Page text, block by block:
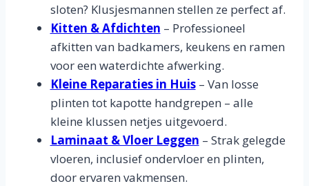
sloten? Klusjesmannen stellen ze perfect af.
Kitten & Afdichten – Professioneel
afkitten van badkamers, keukens en ramen
voor een waterdichte afwerking.
Kleine Reparaties in Huis– Van losse
plinten tot kapotte handgrepen – alle
kleine klussen netjes uitgevoerd.
Laminaat & Vloer Leggen – Strak gelegde
vloeren, inclusief ondervloer en plinten,
door ervaren vakmensen.